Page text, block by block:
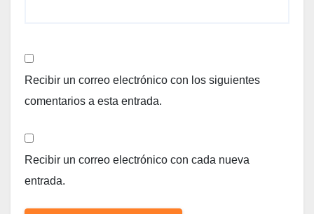
Recibir un correo electrónico con los siguientes
comentarios a esta entrada.
Recibir un correo electrónico con cada nueva
entrada.